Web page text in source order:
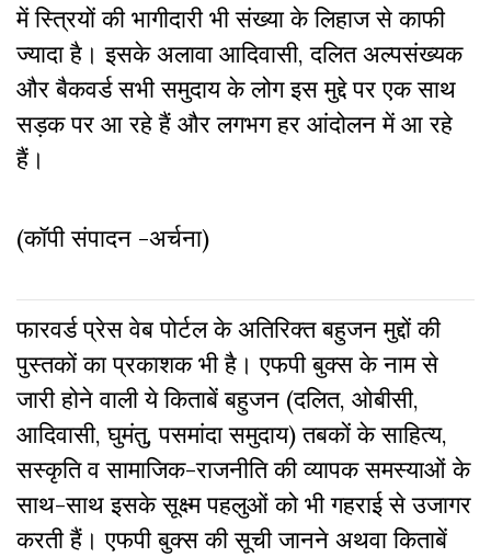
में स्त्रियों की भागीदारी भी संख्या के लिहाज से काफी
ज्यादा है। इसके अलावा आदिवासी, दलित अल्पसंख्यक
और बैकवर्ड सभी समुदाय के लोग इस मुद्दे पर एक साथ
सड़क पर आ रहे हैं और लगभग हर आंदोलन में आ रहे
हैं।
(कॉपी संपादन -अर्चना)
फारवर्ड प्रेस वेब पोर्टल के अतिरिक्‍त बहुजन मुद्दों की
पुस्‍तकों का प्रकाशक भी है। एफपी बुक्‍स के नाम से
जारी होने वाली ये किताबें बहुजन (दलित, ओबीसी,
आदिवासी, घुमंतु, पसमांदा समुदाय) तबकों के साहित्‍य,
सस्‍क‍ृति व सामाजिक-राजनीति की व्‍यापक समस्‍याओं के
साथ-साथ इसके सूक्ष्म पहलुओं को भी गहराई से उजागर
करती हैं। एफपी बुक्‍स की सूची जानने अथवा किताबें